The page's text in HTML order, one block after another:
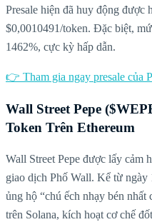
Presale hiện đã huy động
$0,0010491/token. Đặc biệt,
1462%, cực kỳ hấp dẫn.
👉 Tham gia ngay presale của
Wall Street Pepe
Token Trên Ethereum
Wall Street Pepe được lấy cảm
giao dịch Phố Wall. Kể từ ngày
ủng hộ “chú ếch nhạy bén
trên Solana, kích hoạt cơ chế